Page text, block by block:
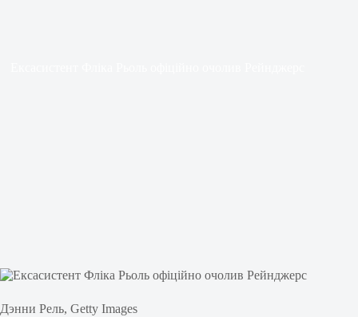
Дэнни Рель, Getty Images